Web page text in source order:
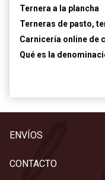
Ternera a la plancha
Terneras de pasto,
Carnicería online de
Qué es la
ENVÍOS
CONTACTO